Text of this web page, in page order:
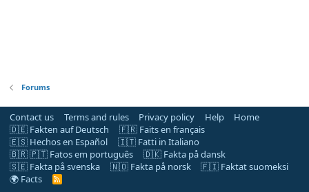
Forums
Contact us Terms and rules Privacy policy Help
Home
🇩🇪 Fakten auf Deutsch
🇫🇷 Faits en français
🇪🇸 Hechos en Español
🇮🇹 Fatti in Italiano
🇧🇷 🇵🇹 Fatos em português
🇩🇰 Fakta på dansk
🇸🇪 Fakta på svenska
🇳🇴 Fakta på norsk
🇫🇮 Faktat suomeksi
🌍 Facts
R